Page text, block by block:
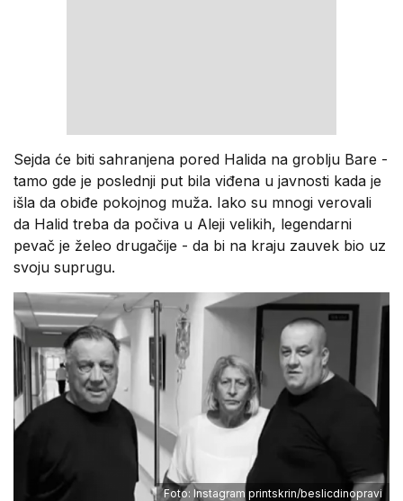
Sejda će biti sahranjena pored Halida na groblju Bare -
tamo gde je poslednji put bila viđena u javnosti kada je
išla da obiđe pokojnog muža. Iako su mnogi verovali
da Halid treba da počiva u Aleji velikih, legendarni
pevač je želeo drugačije - da bi na kraju zauvek bio uz
svoju suprugu.
Foto: Instagram printskrin/beslicdinopravi